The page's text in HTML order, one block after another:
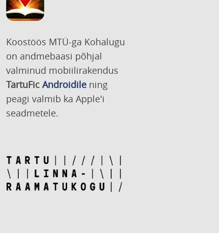
Koostöös MTÜ-ga Kohalugu
on andmebaasi põhjal
valminud mobiilirakendus
TartuFic Androidilening
peagi valmib ka Apple'i
seadmetele.